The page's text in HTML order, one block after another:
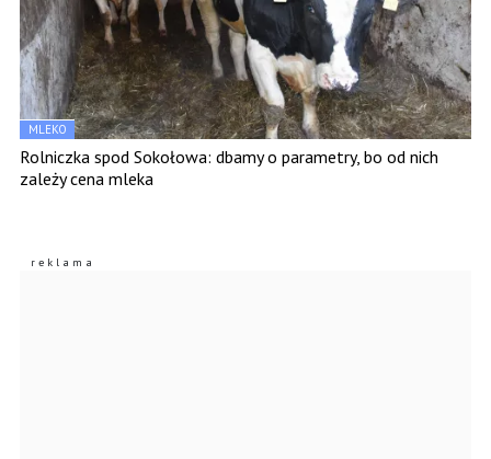
MLEKO
Rolniczka spod Sokołowa: dbamy o parametry, bo od nich
zależy cena mleka